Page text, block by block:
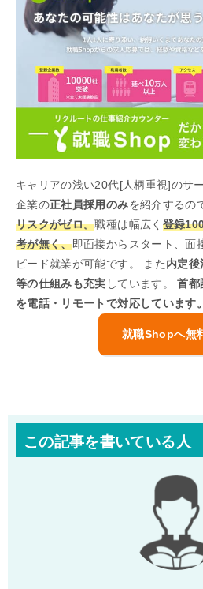
キャリアの浅い20代[人柄重視]のサ
企業の正社員採用のみを紹介するの
リスクがゼロ。職種は幅広く 登録
考が無く、即面接からスタート、面
ピード就業が可能です。 また内定
等の仕組みも充実 しています。首都
を電話・リモートで対応しています。
就職Shopへ無
この記事を書いている人